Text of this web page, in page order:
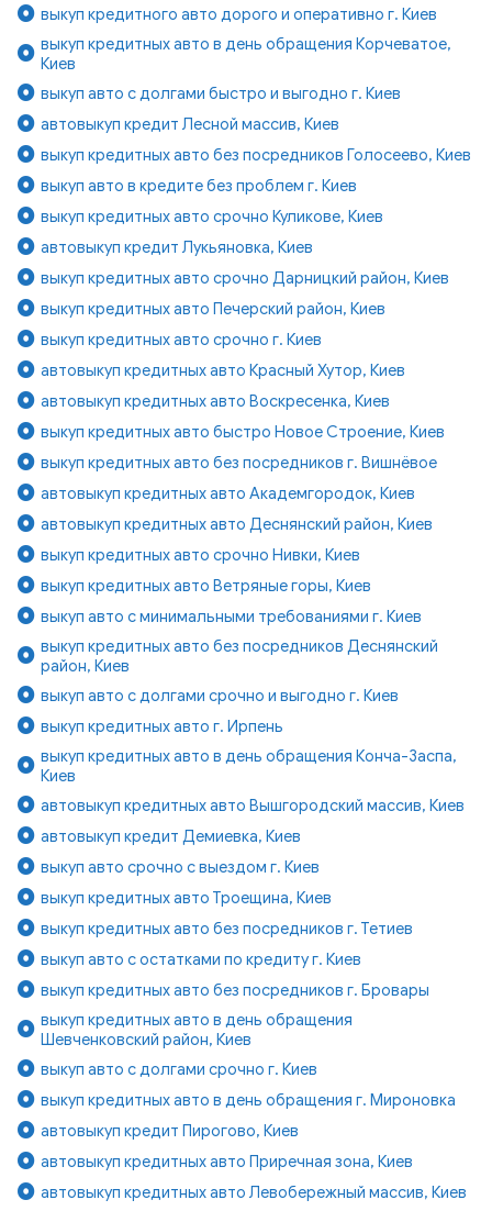
выкуп кредитного авто дорого и оперативно г. Киев
выкуп кредитных авто в день обращения Корчеватое,
Киев
выкуп авто с долгами быстро и выгодно г. Киев
автовыкуп кредит Лесной массив, Киев
выкуп кредитных авто без посредников Голосеево, Киев
выкуп авто в кредите без проблем г. Киев
выкуп кредитных авто срочно Куликове, Киев
автовыкуп кредит Лукьяновка, Киев
выкуп кредитных авто срочно Дарницкий район, Киев
выкуп кредитных авто Печерский район, Киев
выкуп кредитных авто срочно г. Киев
автовыкуп кредитных авто Красный Хутор, Киев
автовыкуп кредитных авто Воскресенка, Киев
выкуп кредитных авто быстро Новое Строение, Киев
выкуп кредитных авто без посредников г. Вишнёвое
автовыкуп кредитных авто Академгородок, Киев
автовыкуп кредитных авто Деснянский район, Киев
выкуп кредитных авто срочно Нивки, Киев
выкуп кредитных авто Ветряные горы, Киев
выкуп авто с минимальными требованиями г. Киев
выкуп кредитных авто без посредников Деснянский
район, Киев
выкуп авто с долгами срочно и выгодно г. Киев
выкуп кредитных авто г. Ирпень
выкуп кредитных авто в день обращения Конча-Заспа,
Киев
автовыкуп кредитных авто Вышгородский массив, Киев
автовыкуп кредит Демиевка, Киев
выкуп авто срочно с выездом г. Киев
выкуп кредитных авто Троещина, Киев
выкуп кредитных авто без посредников г. Тетиев
выкуп авто с остатками по кредиту г. Киев
выкуп кредитных авто без посредников г. Бровары
выкуп кредитных авто в день обращения
Шевченковский район, Киев
выкуп авто с долгами срочно г. Киев
выкуп кредитных авто в день обращения г. Мироновка
автовыкуп кредит Пирогово, Киев
автовыкуп кредитных авто Приречная зона, Киев
автовыкуп кредитных авто Левобережный массив, Киев